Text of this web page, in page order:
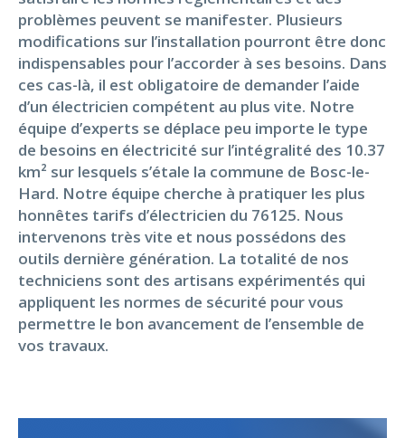
problèmes peuvent se manifester. Plusieurs
modifications sur l’installation pourront être donc
indispensables pour l’accorder à ses besoins. Dans
ces cas-là, il est obligatoire de demander l’aide
d’un électricien compétent au plus vite. Notre
équipe d’experts se déplace peu importe le type
de besoins en électricité sur l’intégralité des 10.37
km² sur lesquels s’étale la commune de Bosc-le-
Hard. Notre équipe cherche à pratiquer les plus
honnêtes tarifs d’électricien du 76125. Nous
intervenons très vite et nous possédons des
outils dernière génération. La totalité de nos
techniciens sont des artisans expérimentés qui
appliquent les normes de sécurité pour vous
permettre le bon avancement de l’ensemble de
vos travaux.